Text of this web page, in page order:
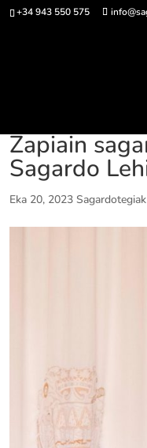
+34 943 550 575
Zapiain
Sagardo
Eka 20, 2023 Sagardotegiak